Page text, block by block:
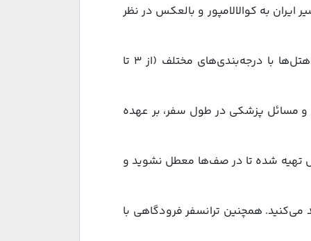
به کوالالامپور و بالعکس در نظر
با درجه‌بندی‌های مختلف (از ۳ تا
و مسائل پزشکی در طول سفر، بر عهده
تهیه شده تا در صف‌ها معطل نشوید و
همچنین ترانسفر فرودگاهی با